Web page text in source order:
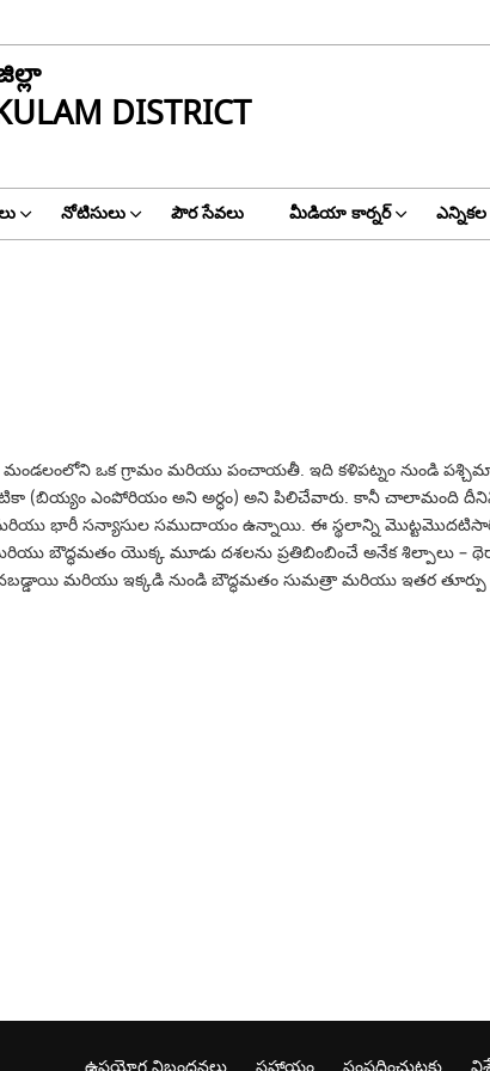
DISTRICT
నోటిసులు పౌర సేవలు మీడియా కార్నర్
ఒక గ్రామం మరియు పంచాయతీ. ఇది కళిపట్నం నుండి
(బియ్యం ఎంపోరియం అని అర్ధం) అని పిలిచేవారు. కానీ చాలామంది
భారీ సన్యాసుల సముదాయం ఉన్నాయి. ఈ స్థలాన్ని
బౌద్ధమతం యొక్క మూడు దశలను ప్రతిబింబించే అనేక శిల్పాలు
మరియు ఇక్కడి నుండి బౌద్ధమతం సుమత్రా మరియు ఇతర